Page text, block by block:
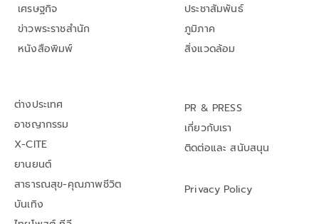
เศรษฐกิจ
ข่าวพระราชสำนัก
หนังสือพิมพ์
ประชาสัมพันธ์
ภูมิภาค
สิ่งแวดล้อม
ต่างประเทศ
อาชญากรรม
X-CITE
ยานยนต์
สาธารณสุข-คุณภาพชีวิต
บันเทิง
PR & PRESS
เกี่ยวกับเรา
ติดต่อและ สนับสนุน
Privacy Policy